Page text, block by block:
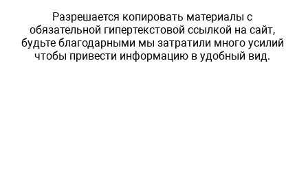
Разрешается копировать материалы с
обязательной гипертекстовой ссылкой на сайт,
будьте благодарными мы затратили много усилий
чтобы привести информацию в удобный вид.